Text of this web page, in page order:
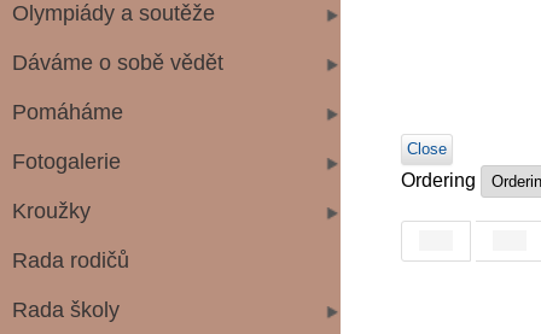
Olympiády a soutěže
Dáváme o sobě vědět
Pomáháme
Fotogalerie
Kroužky
Rada rodičů
Rada školy
Close
Ordering